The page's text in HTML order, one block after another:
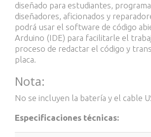
diseñado para estudiantes,
diseñadores, aficionados y
podrá usar el software de código
Arduino (IDE) para facilitarle el
proceso de redactar el código y
placa.
Nota:
No se incluyen la batería y el cable
Especificaciones técnicas: